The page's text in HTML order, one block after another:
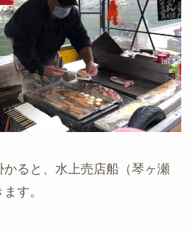
かると、水上売店船（琴ヶ瀬
す。